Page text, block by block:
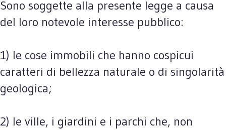
Sono soggette alla presente legge a causa
del loro notevole interesse pubblico:
1) le cose immobili che hanno cospicui
caratteri di bellezza naturale o di singolarità
geologica;
2) le ville, i giardini e i parchi che, non